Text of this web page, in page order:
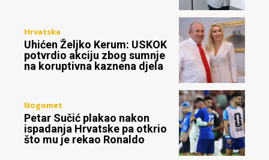
Hrvatska
Uhićen Željko Kerum: USKOK
potvrdio akciju zbog sumnje
na koruptivna kaznena djela
Nogomet
Petar Sučić plakao nakon
ispadanja Hrvatske pa otkrio
što mu je rekao Ronaldo